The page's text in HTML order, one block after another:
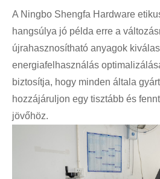
A Ningbo Shengfa Hardware
hangsúlya jó példa erre a
újrahasznosítható anyagok
energiafelhasználás
biztosítja, hogy minden általa
hozzájáruljon egy tisztább és
jövőhöz.